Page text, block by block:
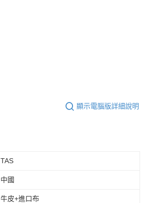
顯示電腦版詳細說明
TAS
中國
牛皮+進口布